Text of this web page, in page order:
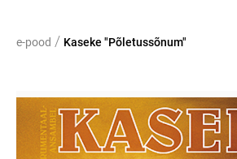
e-pood / Kaseke "Põletussõnum"